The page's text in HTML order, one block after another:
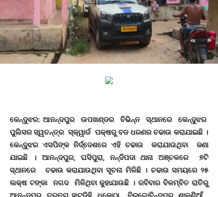
କେନ୍ଦୁଝର: ଆନନ୍ଦପୁର ଉପଖଣ୍ଡର ବିଭିନ୍ନ ସ୍ଥାନରେ କେନ୍ଦୁଝର
ପୁଲିସର ସ୍ୱତନ୍ତ୍ର ସ୍କ୍ୱାର୍ଡ ପକ୍ଷରୁ ବଡ ଧରଣର ଚଢାଉ କରାଯାଇଛି ।
କେନ୍ଦୁଝର ଏସପିଙ୍କ ନିର୍ଦ୍ଦେଶରେ ଏହି ଚଢାଉ କରାଯାଉଥିବା ଜଣା
ଯାଇଛି । ଆନନ୍ଦପୁର, ଘସିପୁରା, ନନ୍ଦିପଦା ଥାନା ଅଞ୍ଚଳରେ ୭ଟି
ସ୍ଥାନରେ ଚଢାଉ କରାଯାଉଥିବା ସୂଚନା ମିଳିଛି । ଚଢାଉ ସମୟରେ ୨୫
ଲକ୍ଷ ଟଙ୍କା ନଗଦ ମିଳିଥିବା କୁହାଯାଉଛି । ରବିବାର ବିଳମ୍ବିତ ରାତିରୁ